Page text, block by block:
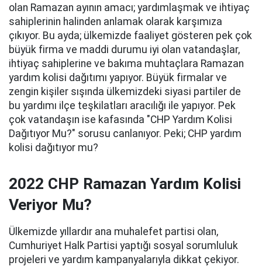
olan Ramazan ayının amacı; yardımlaşmak ve ihtiyaç
sahiplerinin halinden anlamak olarak karşımıza
çıkıyor. Bu ayda; ülkemizde faaliyet gösteren pek çok
büyük firma ve maddi durumu iyi olan vatandaşlar,
ihtiyaç sahiplerine ve bakıma muhtaçlara Ramazan
yardım kolisi dağıtımı yapıyor. Büyük firmalar ve
zengin kişiler sışında ülkemizdeki siyasi partiler de
bu yardımı ilçe teşkilatları aracılığı ile yapıyor. Pek
çok vatandaşın ise kafasında "CHP Yardım Kolisi
Dağıtıyor Mu?" sorusu canlanıyor. Peki; CHP yardım
kolisi dağıtıyor mu?
2022 CHP Ramazan Yardım Kolisi
Veriyor Mu?
Ülkemizde yıllardır ana muhalefet partisi olan,
Cumhuriyet Halk Partisi yaptığı sosyal sorumluluk
projeleri ve yardım kampanyalarıyla dikkat çekiyor.